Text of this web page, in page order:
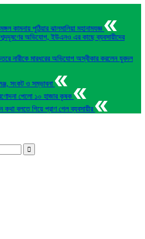
কামনায় পুঠিয়ার ঝালমালিয়া মহানামযজ্ঞ
শব্দদূষণের অভিযোগ, ইউএনও এর কাছে ব্যবসায়ীদের
নারীকে মারধরের অভিযোগ অস্বীকার করলেন যুবদল
সংকট ও সম্ভাবনা
পেলো ১০ হাজার কৃষক
কথা বলতে গিয়ে প্রাণ গেল ব্যবসায়ীর